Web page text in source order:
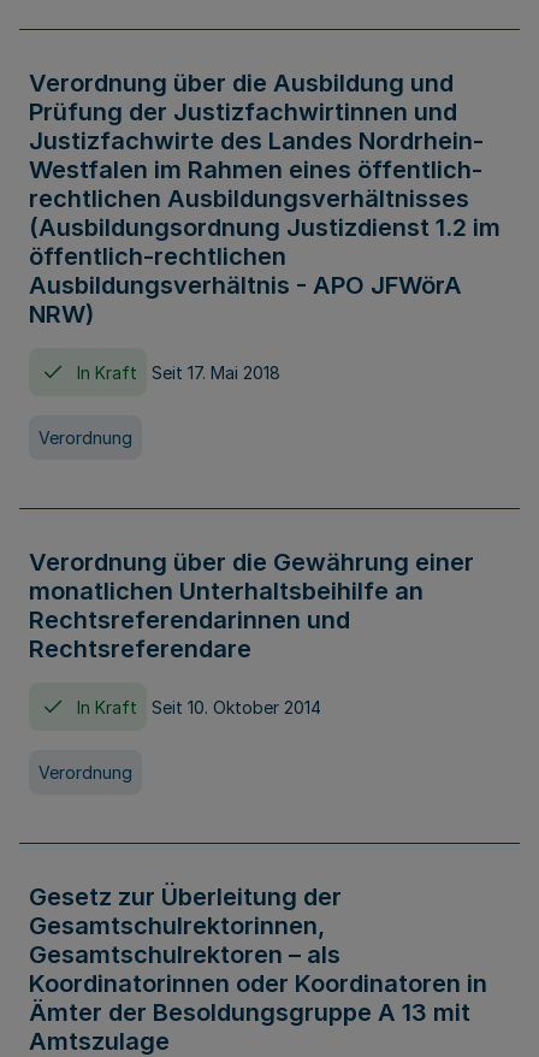
Verordnung über die Ausbildung und
Prüfung der Justizfachwirtinnen und
Justizfachwirte des Landes Nordrhein-
Westfalen im Rahmen eines öffentlich-
rechtlichen Ausbildungsverhältnisses
(Ausbildungsordnung Justizdienst 1.2 im
öffentlich-rechtlichen
Ausbildungsverhältnis - APO JFWörA
NRW)
In Kraft Seit 17. Mai 2018
Verordnung
Verordnung über die Gewährung einer
monatlichen Unterhaltsbeihilfe an
Rechtsreferendarinnen und
Rechtsreferendare
In Kraft Seit 10. Oktober 2014
Verordnung
Gesetz zur Überleitung der
Gesamtschulrektorinnen,
Gesamtschulrektoren – als
Koordinatorinnen oder Koordinatoren in
Ämter der Besoldungsgruppe A 13 mit
Amtszulage